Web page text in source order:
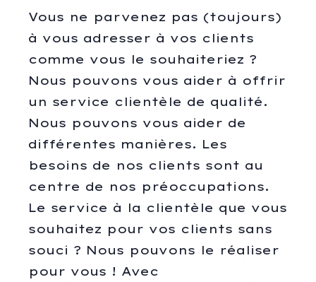
Vous ne parvenez pas (toujours)
à vous adresser à vos clients
comme vous le souhaiteriez ?
Nous pouvons vous aider à offrir
un service clientèle de qualité.
Nous pouvons vous aider de
différentes manières. Les
besoins de nos clients sont au
centre de nos préoccupations.
Le service à la clientèle que vous
souhaitez pour vos clients sans
souci ? Nous pouvons le réaliser
pour vous ! Avec